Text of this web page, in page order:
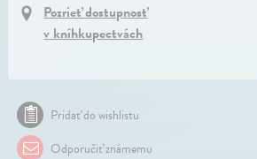
Pozrieť dostupnosť
v kníhkupectvách
Pridať do wishlistu
Odporučiť známemu